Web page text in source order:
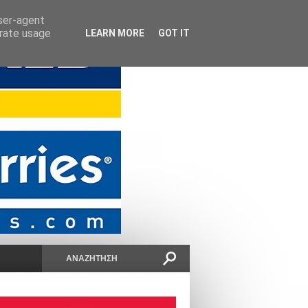
agent
usage
LEARN MORE GOT IT